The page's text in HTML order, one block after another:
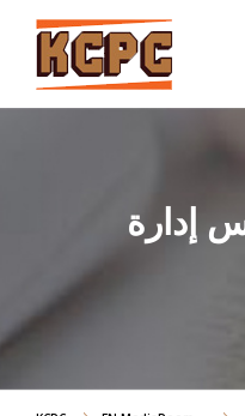
Skip
content
إدارة